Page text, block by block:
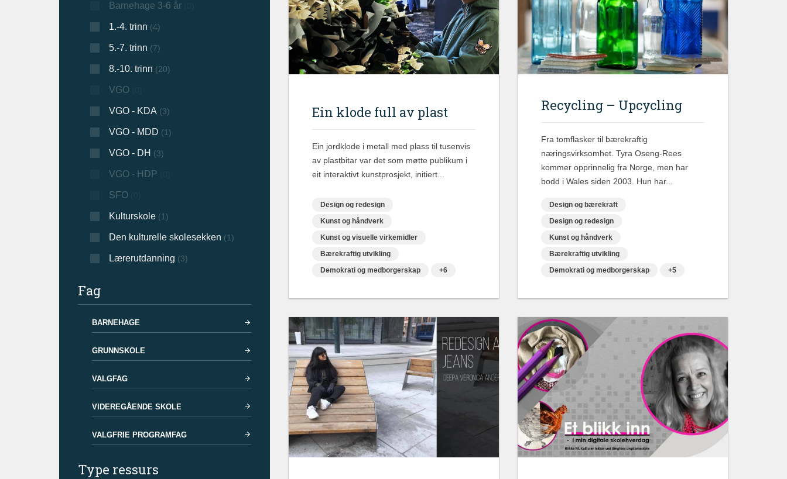
Barnehage 3-6 år(0)
1.-4. trinn (4)
5.-7. trinn (7)
8.-10. trinn (20)
VGO(0)
VGO - KDA (3)
VGO - MDD (1)
VGO - DH (3)
VGO - HDP
SFO(0)
Kulturskole(1)
Den kulturelle skolesekken (1)
Lærerutdanning (3)
Fag
BARNEHAGE
GRUNNSKOLE
VALGFAG
VIDEREGÅENDE SKOLE
VALGFRIE PROGRAMFAG
Type ressurs
Ein klode full av plast
Ein jordklode i metall med plass til tusenvis
av plastbitar var det som møtte publikum i
eit interaktivt kunstprosjekt, initiert...
Design og redesign
Kunst og håndverk
Kunst og visuelle virkemidler
Bærekraftig utvikling
Demokrati og medborgerskap
+6
Recycling – Upcycling
Fra tomflasker til bærekraftig
næringsvirksomhet. Tyra Oseng-Rees
kommer opprinnelig fra Norge, men har
bodd i Wales siden 2003. Hun har...
Design og bærekraft
Design og redesign
Kunst og håndverk
Bærekraftig utvikling
Demokrati og medborgerskap
+5